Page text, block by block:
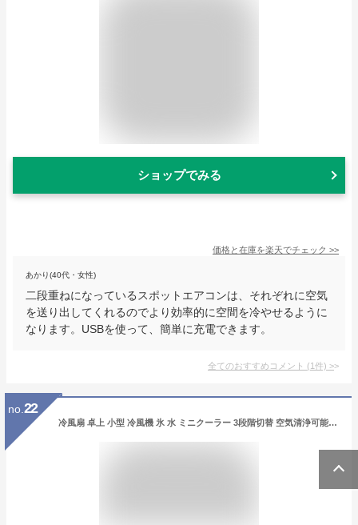
ショップでみる
価格と在庫を楽天でチェック >>
あかり(40代・女性)
二段重ねになっているスポットエアコンは、それぞれに空気
を送り出してくれるのでより効率的に空間を冷やせるように
なります。USBを使って、簡単に充電できます。
全てのおすすめコメント (1件) >
no. 22
冷風扇 卓上 小型 冷風機 氷 水 ミニクーラー 3段階切替 空気清浄可能 抗菌フィルター搭載 夜間7色ライト ミニエアコンファン 卓上冷風機 ポータブルエアコン USB給電 500ml 大容量タンク 加湿機能 冷却機能 夜間ライト 自宅 寝室 車中泊 キャンプ 熱中症対策グッズ